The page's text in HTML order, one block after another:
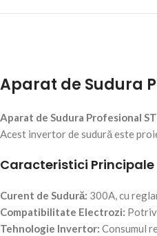
Aparat de Sudura
Aparat de Sudura Profesional
Acest invertor de sudură este
Caracteristici Principale
Curent de Sudură: 300A, cu
Compatibilitate Electrozi:
Tehnologie Invertor: Consumul